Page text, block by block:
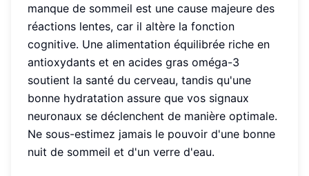
manque de sommeil est une cause majeure des
réactions lentes, car il altère la fonction
cognitive. Une alimentation équilibrée riche en
antioxydants et en acides gras oméga-3
soutient la santé du cerveau, tandis qu'une
bonne hydratation assure que vos signaux
neuronaux se déclenchent de manière optimale.
Ne sous-estimez jamais le pouvoir d'une bonne
nuit de sommeil et d'un verre d'eau.